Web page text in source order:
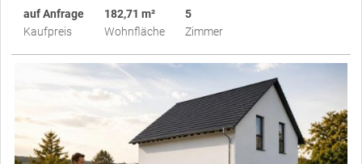
auf Anfrage
Kaufpreis
182,71 m²
Wohnfläche
5
Zimmer